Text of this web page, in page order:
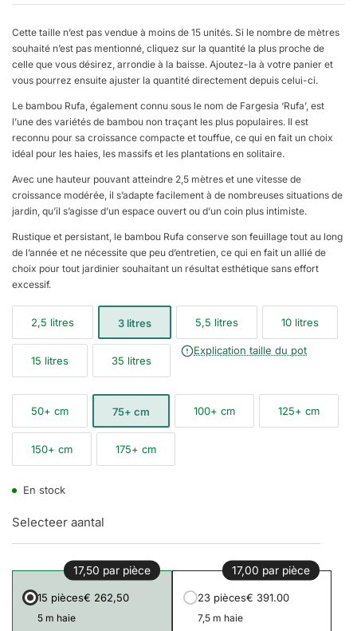
Cette taille n’est pas vendue à moins de 15 unités. Si le nombre de mètres
souhaité n’est pas mentionné, cliquez sur la quantité la plus proche de
celle que vous désirez, arrondie à la baisse. Ajoutez-la à votre panier et
vous pourrez ensuite ajuster la quantité directement depuis celui-ci.
Le bambou Rufa, également connu sous le nom de Fargesia ‘Rufa’, est
l’une des variétés de bambou non traçant les plus populaires. Il est
reconnu pour sa croissance compacte et touffue, ce qui en fait un choix
idéal pour les haies, les massifs et les plantations en solitaire.
Avec une hauteur pouvant atteindre 2,5 mètres et une vitesse de
croissance modérée, il s’adapte facilement à de nombreuses situations de
jardin, qu’il s’agisse d’un espace ouvert ou d’un coin plus intimiste.
Rustique et persistant, le bambou Rufa conserve son feuillage tout au long
de l’année et ne nécessite que peu d’entretien, ce qui en fait un allié de
choix pour tout jardinier souhaitant un résultat esthétique sans effort
excessif.
2,5 litres 3 litres 5,5 litres 10 litres
15 litres 35 litres
Explication taille du pot
50+ cm 75+ cm 100+ cm 125+ cm
150+ cm 175+ cm
En stock
Selecteer aantal
17,50 par pièce
15 pièces€ 262,50
5 m haie
17,00 par pièce
23 pièces€ 391.00
7,5 m haie